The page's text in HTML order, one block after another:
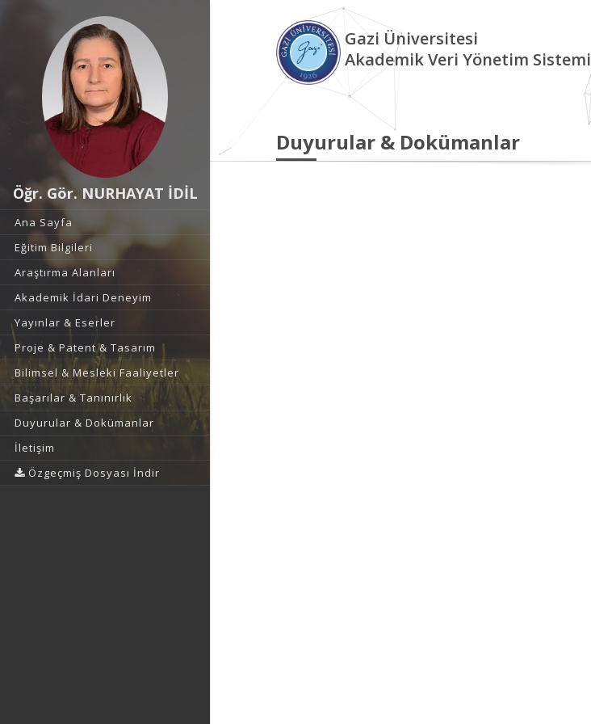
Öğr. Gör. NURHAYAT İDİL
Ana Sayfa
Eğitim Bilgileri
Araştırma Alanları
Akademik İdari Deneyim
Yayınlar & Eserler
Proje & Patent & Tasarım
Bilimsel & Mesleki Faaliyetler
Başarılar & Tanınırlık
Duyurular & Dokümanlar
İletişim
Özgeçmiş Dosyası İndir
Gazi Üniversitesi
Akademik Veri Yönetim Sistemi
Duyurular & Dokümanlar